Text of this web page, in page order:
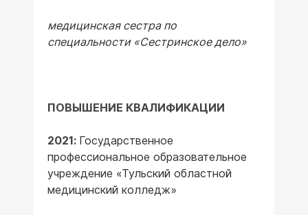
медицинская сестра по
специальности «Сестринское дело»
ПОВЫШЕНИЕ КВАЛИФИКАЦИИ
2021: Государственное
профессиональное образовательное
учреждение «Тульский областной
медицинский колледж»